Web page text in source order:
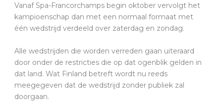
Vanaf Spa-Francorchamps begin oktober vervolgt het
kampioenschap dan met een normaal formaat met
één wedstrijd verdeeld over zaterdag en zondag.
Alle wedstrijden die worden verreden gaan uiteraard
door onder de restricties die op dat ogenblik gelden in
dat land. Wat Finland betreft wordt nu reeds
meegegeven dat de wedstrijd zonder publiek zal
doorgaan.